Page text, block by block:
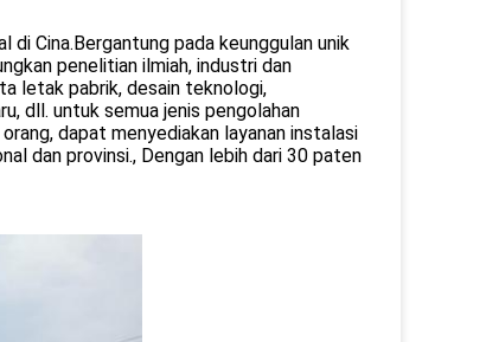
Cina.Bergantung pada keunggulan unik
penelitian ilmiah, industri dan
letak pabrik, desain teknologi,
dll. untuk semua jenis pengolahan
dapat menyediakan layanan instalasi
dan provinsi., Dengan lebih dari 30 paten